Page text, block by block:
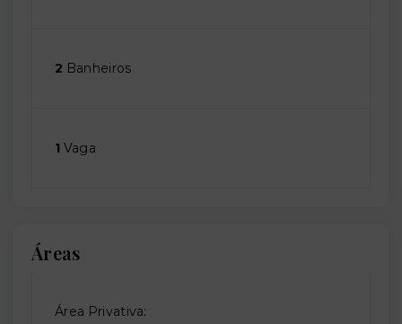
2 Banheiros
1 Vaga
Áreas
Área Privativa: